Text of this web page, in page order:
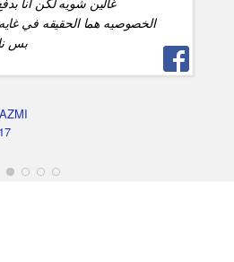
الخصوصيه هما الحقيقه في غايه
بس